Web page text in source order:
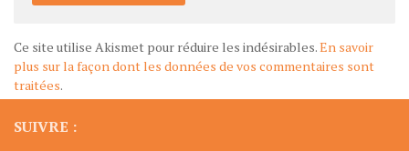
Ce site utilise Akismet pour réduire les indésirables.En savoir
plus sur la façon dont les données de vos commentaires sont
traitées.
SUIVRE :